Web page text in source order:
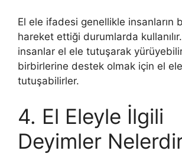
El ele ifadesi genellikle insanların
hareket ettiği durumlarda
insanlar el ele tutuşarak
birbirlerine destek olmak için el ele
tutuşabilirler.
4. El Eleyle İlgili
Deyimler